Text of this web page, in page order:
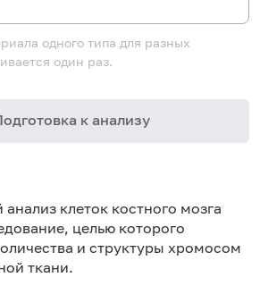
одного типа для разных
один раз.
к анализу
клеток костного мозга
целью которого
и структуры хромосом
ткани.